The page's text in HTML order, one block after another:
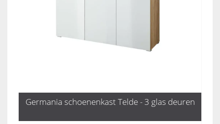
Germania schoenenkast Telde - 3 glas deuren